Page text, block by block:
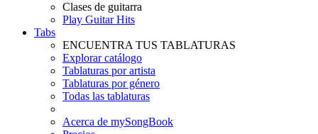
Clases de guitarra
Play Guitar Hits
Tabs
ENCUENTRA TUS TABLATURAS
Explorar catálogo
Tablaturas por artista
Tablaturas por género
Todas las tablaturas
Acerca de mySongBook